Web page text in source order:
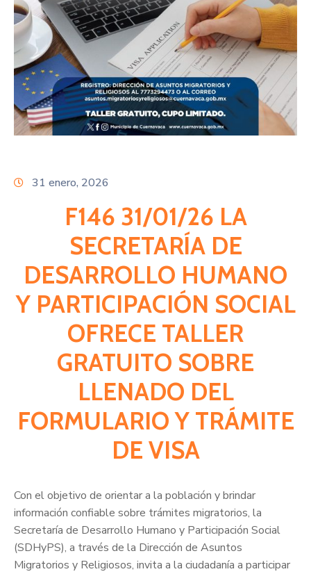
Directorio
Citas
31 enero, 2026
F146 31/01/26 LA
SECRETARÍA DE
DESARROLLO HUMANO
Y PARTICIPACIÓN SOCIAL
OFRECE TALLER
GRATUITO SOBRE
LLENADO DEL
FORMULARIO Y TRÁMITE
DE VISA
Con el objetivo de orientar a la población y brindar
información confiable sobre trámites migratorios, la
Secretaría de Desarrollo Humano y Participación Social
(SDHyPS), a través de la Dirección de Asuntos
Migratorios y Religiosos, invita a la ciudadanía a participar